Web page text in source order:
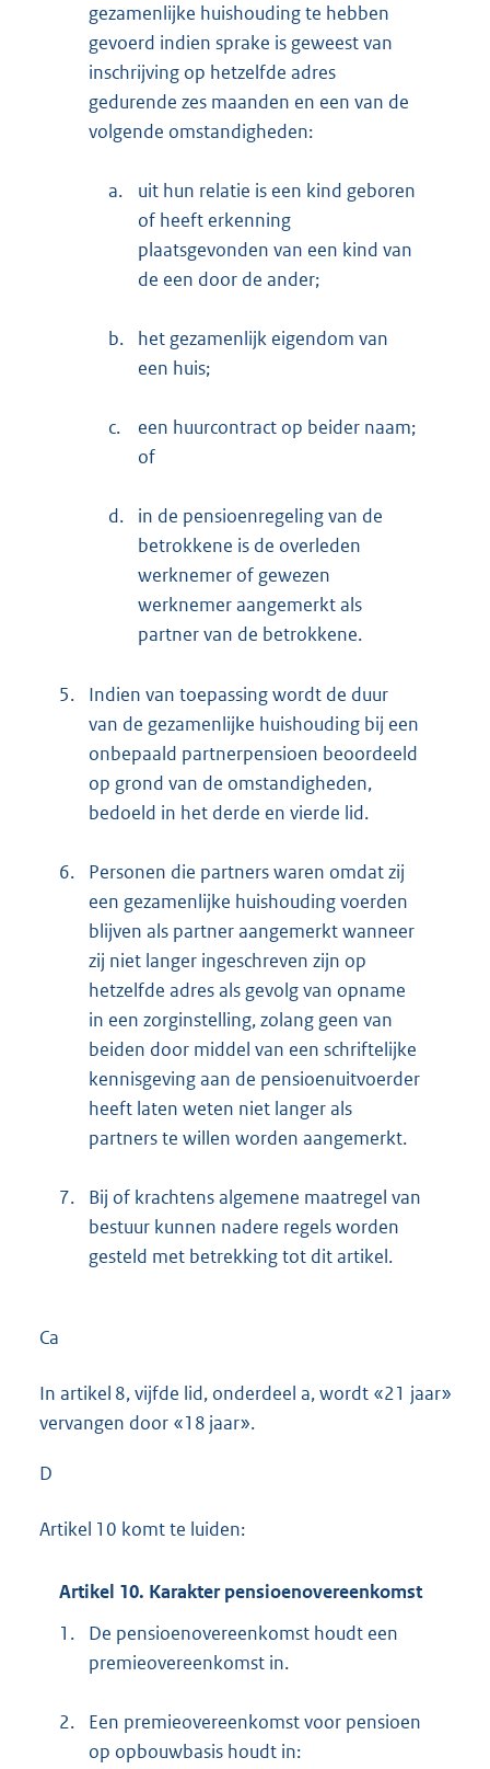
gezamenlijke huishouding te hebben
gevoerd indien sprake is geweest van
inschrijving op hetzelfde adres
gedurende zes maanden en een van de
volgende omstandigheden:
a.
uit hun relatie is een kind geboren
of heeft erkenning
plaatsgevonden van een kind van
de een door de ander;
b.
het gezamenlijk eigendom van
een huis;
c.
een huurcontract op beider naam;
of
d.
in de pensioenregeling van de
betrokkene is de overleden
werknemer of gewezen
werknemer aangemerkt als
partner van de betrokkene.
5.
Indien van toepassing wordt de duur
van de gezamenlijke huishouding bij een
onbepaald partnerpensioen beoordeeld
op grond van de omstandigheden,
bedoeld in het derde en vierde lid.
6.
Personen die partners waren omdat zij
een gezamenlijke huishouding voerden
blijven als partner aangemerkt wanneer
zij niet langer ingeschreven zijn op
hetzelfde adres als gevolg van opname
in een zorginstelling, zolang geen van
beiden door middel van een schriftelijke
kennisgeving aan de pensioenuitvoerder
heeft laten weten niet langer als
partners te willen worden aangemerkt.
7.
Bij of krachtens algemene maatregel van
bestuur kunnen nadere regels worden
gesteld met betrekking tot dit artikel.
Ca
In artikel 8, vijfde lid, onderdeel a, wordt «21 jaar»
vervangen door «18 jaar».
D
Artikel 10 komt te luiden:
Artikel 10. Karakter pensioenovereenkomst
1.
De pensioenovereenkomst houdt een
premieovereenkomst in.
2.
Een premieovereenkomst voor pensioen
op opbouwbasis houdt in: